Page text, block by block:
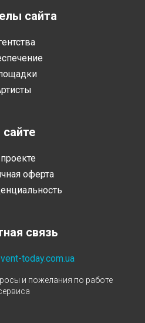
сайта
сайте
оферта
связь
today.com.ua
и пожелания по работе